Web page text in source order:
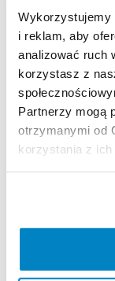
Wykorzystujemy
i reklam, aby
analizować ruch
korzystasz z
Partnerzy mogą
otrzymanymi od
korzystania z ich
Zasady
REGULAMIN
Regulamin
Nie
ODBIÓR I